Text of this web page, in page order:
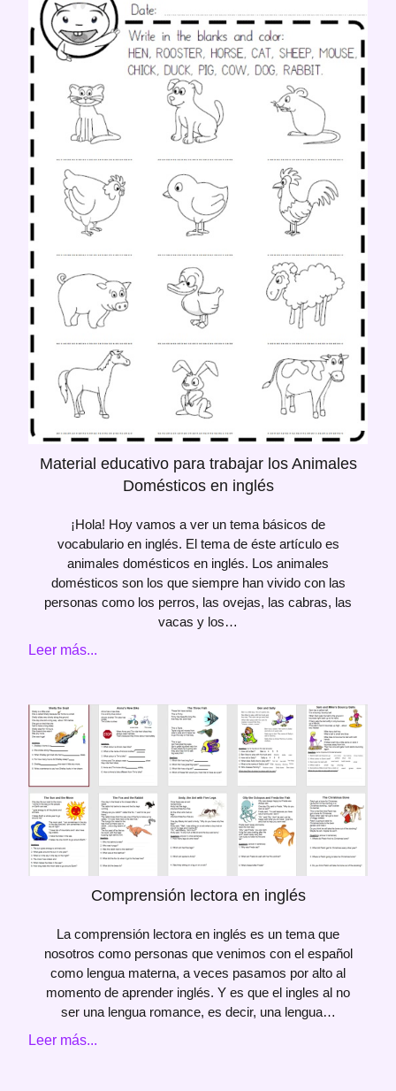
Material educativo para trabajar los Animales
Domésticos en inglés
¡Hola! Hoy vamos a ver un tema básicos de
vocabulario en inglés. El tema de éste artículo es
animales domésticos en inglés. Los animales
domésticos son los que siempre han vivido con las
personas como los perros, las ovejas, las cabras, las
vacas y los…
Leer más...
Comprensión lectora en inglés
La comprensión lectora en inglés es un tema que
nosotros como personas que venimos con el español
como lengua materna, a veces pasamos por alto al
momento de aprender inglés. Y es que el ingles al no
ser una lengua romance, es decir, una lengua…
Leer más...